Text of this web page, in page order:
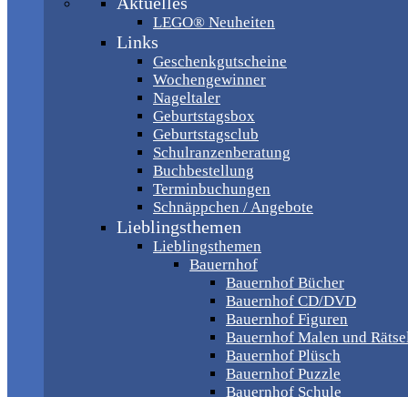
LEGO® Neuheiten
Links
Geschenkgutscheine
Wochengewinner
Nageltaler
Geburtstagsbox
Geburtstagsclub
Schulranzenberatung
Buchbestellung
Terminbuchungen
Schnäppchen / Angebote
Lieblingsthemen
Lieblingsthemen
Bauernhof
Bauernhof Bücher
Bauernhof CD/DVD
Bauernhof Figuren
Bauernhof Malen und
Bauernhof Plüsch
Bauernhof Puzzle
Bauernhof Schule